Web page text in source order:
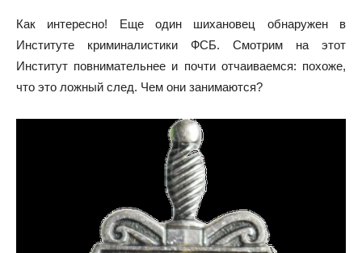
Как интересно! Еще один шихановец обнаружен в
Институте криминалистики ФСБ. Смотрим на этот
Институт повнимательнее и почти отчаиваемся: похоже,
что это ложный след. Чем они занимаются?